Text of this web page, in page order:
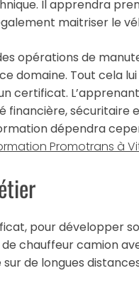
Il apprendra
maitriser le
opérations de
domaine. Tout cela
certificat.
financière, sécuritaire
dépendra
Promotrans à
pour développer
chauffeur camion
de longues